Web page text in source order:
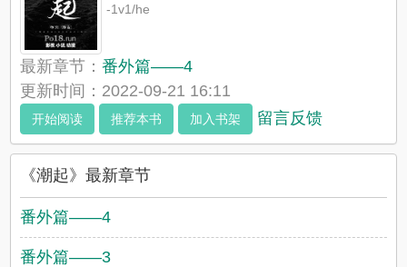
-1v1/he
最新章节：番外篇——4
更新时间：2022-09-21 16:11
开始阅读 推荐本书 加入书架 留言反馈
《潮起》最新章节
番外篇——4
番外篇——3